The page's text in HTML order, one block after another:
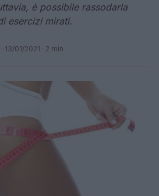
è possibile rassodarla
esercizi mirati.
· 13/01/2021 · 2 min